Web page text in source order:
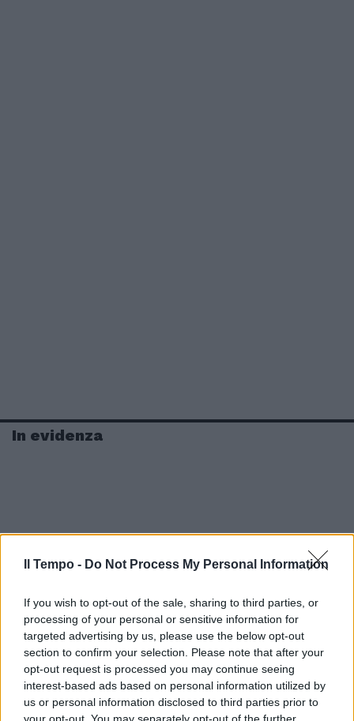
Il Tempo - Do Not Process My Personal Information
If you wish to opt-out of the sale, sharing to third parties, or
processing of your personal or sensitive information for
targeted advertising by us, please use the below opt-out
section to confirm your selection. Please note that after your
opt-out request is processed you may continue seeing
interest-based ads based on personal information utilized by
us or personal information disclosed to third parties prior to
In evidenza